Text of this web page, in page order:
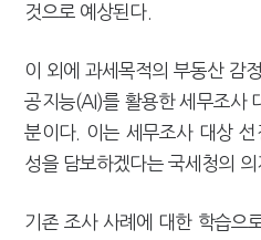
것으로 예상된다.
이 외에 과세목적의 부동산 감
공지능(AI)를 활용한 세무조사
분이다. 이는 세무조사 대상
성을 담보하겠다는 국세청의 의
기존 조사 사례에 대한 학습으